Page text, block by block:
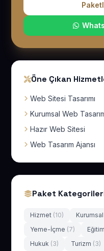
Öne Çıkan
Web Sitesi Tasarımı
Kurumsal Web
Hazır Web Sitesi
Web Tasarım Ajansı
Paket
Hizmet (10) Kurumsal
Yeme-İçme (7) Eğitim
Hukuk (3) Turizm (3)